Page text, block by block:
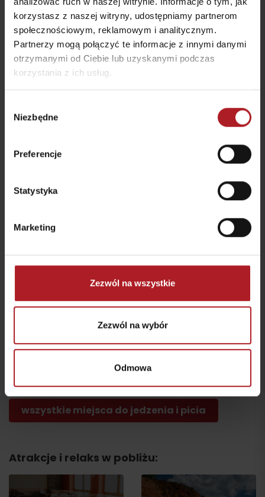
korzystasz z naszej witryny, udostępniamy partnerom
społecznościowym, reklamowym i analitycznym.
Partnerzy mogą połączyć te informacje z innymi danymi
otrzymanymi od Ciebie lub uzyskanymi podczas
korzystania z ich usług.
zgody
Niezbędne
Preferencje
Statystyka
Marketing
Zezwól na wszystkie
Zezwól na wybór
Odmowa
Gdzie jeść i pić w pobliżu:
Spa
Restauracja Rooza
Pizza JUMI Partizánska
Partizánska Ľupča
Bobrovník
Restauracja Sojka
wszystkie miejsca do jedzenia i picia
Atrakcje i relaks w pobliżu:
Wyjazd